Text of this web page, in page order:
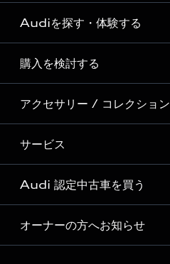
Audi ブランド
Story of Progress
Audi Sport
Formula 1®
デジタルサービス
Audiを探す・体験する
ディーラー検索
新車在庫検索
試乗車・展示車検索
見積り依頼
試乗予約
購入を検討する
モデル一覧
特別仕様モデル / 限定モデル
e-tronラインアップ
価格シミュレーション
車両比較
アクセサリー / コレクション
純正アクセサリー
オンラインショップ
Audi collection
アウディナビアプリ
サービス
サービス入庫予約
サービスプログラム
メンテナンス
Audi 認定中古車を買う
Audi認定中古車
オーナーの方へお知らせ